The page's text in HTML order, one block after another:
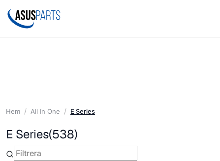
Hem All In One E Series
E Series(538)